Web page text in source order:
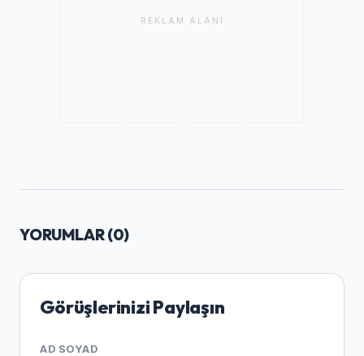
REKLAM ALANI
YORUMLAR (0)
Görüşlerinizi Paylaşın
AD SOYAD